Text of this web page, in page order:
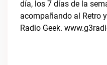
día, los 7 días de la
acompañando al Retro
Radio Geek.